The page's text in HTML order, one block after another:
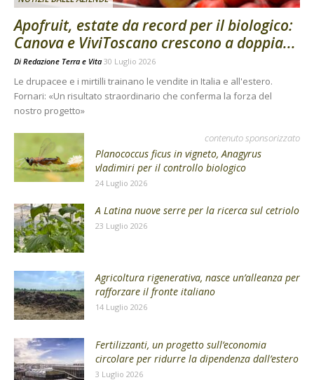
Apofruit, estate da record per il biologico:
Canova e ViviToscano crescono a doppia...
Di Redazione Terra e Vita 30 Luglio 2026
Le drupacee e i mirtilli trainano le vendite in Italia e all'estero.
Fornari: «Un risultato straordinario che conferma la forza del
nostro progetto»
contenuto sponsorizzato
Planococcus ficus in vigneto, Anagyrus
vladimiri per il controllo biologico
24 Luglio 2026
A Latina nuove serre per la ricerca sul cetriolo
23 Luglio 2026
Agricoltura rigenerativa, nasce un’alleanza per
rafforzare il fronte italiano
14 Luglio 2026
Fertilizzanti, un progetto sull’economia
circolare per ridurre la dipendenza dall’estero
3 Luglio 2026